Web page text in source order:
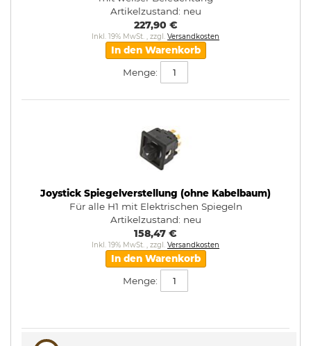
Artikelzustand: neu
227,90 €
Inkl. 19% MwSt. , zzgl. Versandkosten
In den Warenkorb
Menge:
Joystick Spiegelverstellung (ohne Kabelbaum)
Für alle H1 mit Elektrischen Spiegeln
Artikelzustand: neu
158,47 €
Inkl. 19% MwSt. , zzgl. Versandkosten
In den Warenkorb
Menge: